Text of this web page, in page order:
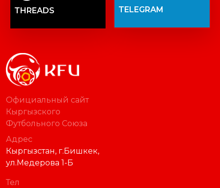
THREADS TELEGRAM
Официальный сайт
Кыргызского
Футбольного Союза
Адрес
Кыргызстан, г.Бишкек,
ул.Медерова 1-Б
Тел